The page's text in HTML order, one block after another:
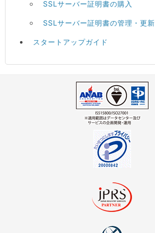
SSLサーバー証明書の購入
SSLサーバー証明書の管理・更新
スタートアップガイド